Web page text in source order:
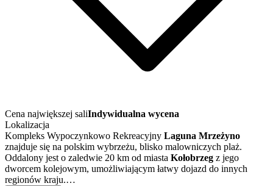
Cena największej saliIndywidualna wycena
Lokalizacja
Kompleks Wypoczynkowo Rekreacyjny Laguna Mrzeżyno
znajduje się na polskim wybrzeżu, blisko malowniczych plaż.
Oddalony jest o zaledwie 20 km od miasta Kołobrzeg z jego
dworcem kolejowym, umożliwiającym łatwy dojazd do innych
regionów kraju.…